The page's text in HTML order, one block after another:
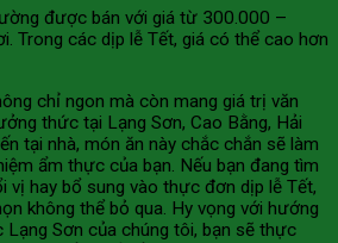
được bán với giá từ 300.000 –
Trong các dịp lễ Tết, giá có thể cao hơn
chỉ ngon mà còn mang giá trị văn
thức tại Lạng Sơn, Cao Bằng, Hải
tại nhà, món ăn này chắc chắn sẽ làm
ẩm thực của bạn. Nếu bạn đang tìm
vị hay bổ sung vào thực đơn dịp lễ Tết,
không thể bỏ qua. Hy vọng với hướng
Lạng Sơn của chúng tôi, bạn sẽ thực